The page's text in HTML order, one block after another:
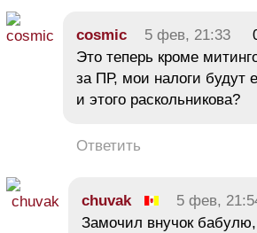
cosmic 5 фев, 21:33
Это теперь кроме
за ПР, мои налоги будут
и этого раскольникова?
Ответить
chuvak 5 фев,
Замочил внучок